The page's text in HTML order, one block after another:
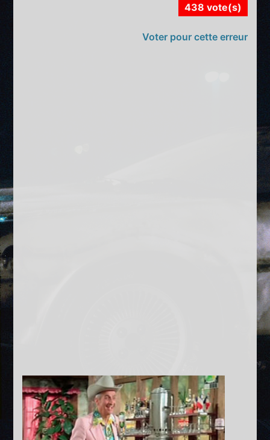
438 vote(s)
Voter pour cette erreur